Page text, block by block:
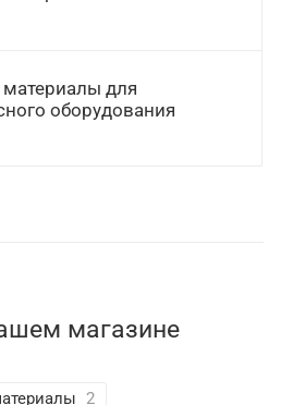
для
оборудования
магазине
2